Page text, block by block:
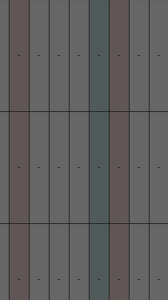
- - - - - - - -
- - - - - - - -
- - - - - - - -